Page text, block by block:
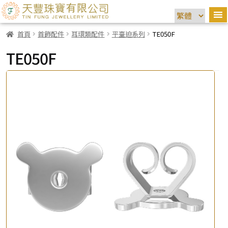
首頁 首飾配件 耳環類配件 平臺迫系列 TE050F
TE050F